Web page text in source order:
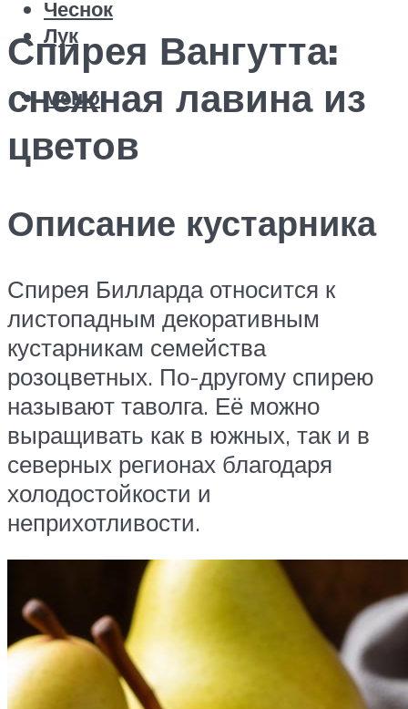
Чеснок
Лук
Меню
Спирея Вангутта:
снежная лавина из
цветов
Описание кустарника
Спирея Билларда относится к
листопадным декоративным
кустарникам семейства
розоцветных. По-другому спирею
называют таволга. Её можно
выращивать как в южных, так и в
северных регионах благодаря
холодостойкости и
неприхотливости.